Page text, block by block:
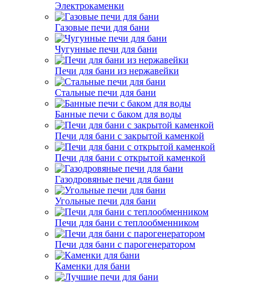
Электрокаменки
Газовые печи для бани
Чугунные печи для бани
Печи для бани из нержавейки
Стальные печи для бани
Банные печи с баком для воды
Печи для бани с закрытой каменкой
Печи для бани с открытой каменкой
Газодровяные печи для бани
Угольные печи для бани
Печи для бани с теплообменником
Печи для бани с парогенератором
Каменки для бани